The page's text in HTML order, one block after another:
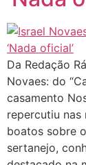
Da Redação
Novaes: do
casamento
repercutiu nas
boatos sobre
sertanejo,